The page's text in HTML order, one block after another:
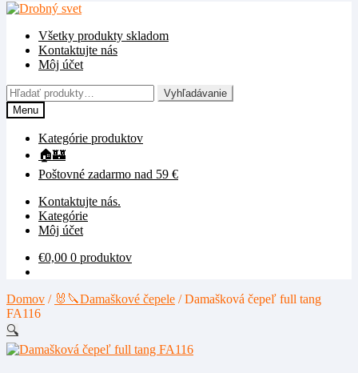
Preskočiť
navigáciu
Preskočiť
obsah
Všetky produkty skladom
Kontaktujte nás
Môj účet
Hľadať:
Vyhľadávanie
Menu
Kategórie produktov
🏠🏰
Poštovné zadarmo nad 59 €
Kontaktujte nás.
Kategórie
Môj účet
€0,00 0 produktov
Domov / 🐰🔪Damaškové čepele /Damašková čepeľ full tang
FA116
🔍